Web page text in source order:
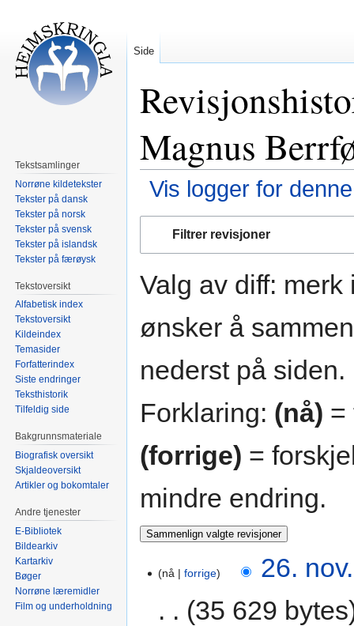
Magnus
Vis logger for
Filtrer revisjoner
Valg av diff:
ønsker å
nederst på siden.
Forklaring: (nå) =
(forrige) =
mindre endring.
nå forrige
26.
35 629 bytes
Side
Tekstsamlinger
Norrøne kildetekster
Tekster på dansk
Tekster på norsk
Tekster på svensk
Tekster på islandsk
Tekster på færøysk
Tekstoversikt
Alfabetisk index
Tekstoversikt
Kildeindex
Temasider
Forfatterindex
Siste endringer
Teksthistorik
Tilfeldig side
Bakgrunnsmateriale
Biografisk oversikt
Skjaldeoversikt
Artikler og bokomtaler
Andre tjenester
E-Bibliotek
Bildearkiv
Kartarkiv
Bøger
Norrøne læremidler
Film og underholdning